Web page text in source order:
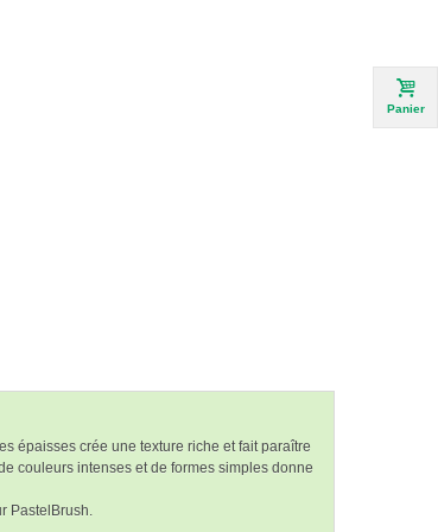
épaisses crée une texture riche et fait paraître
couleurs intenses et de formes simples donne
PastelBrush.
Panier